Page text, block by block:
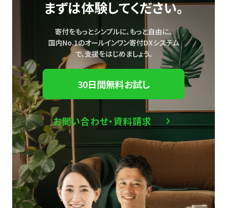
まずは体験してください。
寄付をもっとシンプルに、もっと自由に。
国内No.1のオールインワン寄付DXシステム
で、支援をはじめましょう。
30日間無料お試し
お問い合わせ・資料請求